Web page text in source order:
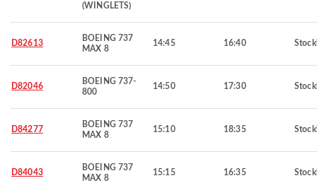
(WINGLETS)
D82613
BOEING 737
MAX 8
14:45 16:40
D82046
BOEING 737-
800
14:50 17:30
D84277
BOEING 737
MAX 8
15:10 18:35
D84043
BOEING 737
MAX 8
15:15 16:35